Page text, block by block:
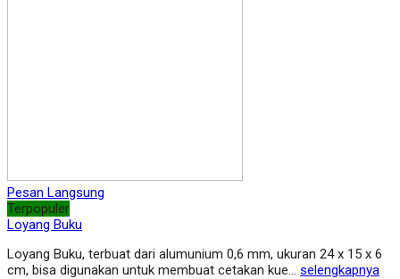
Pesan Langsung
Terpopuler
Loyang Buku
Loyang Buku, terbuat dari alumunium 0,6 mm, ukuran 24 x 15 x 6
cm, bisa digunakan untuk membuat cetakan kue… selengkapnya